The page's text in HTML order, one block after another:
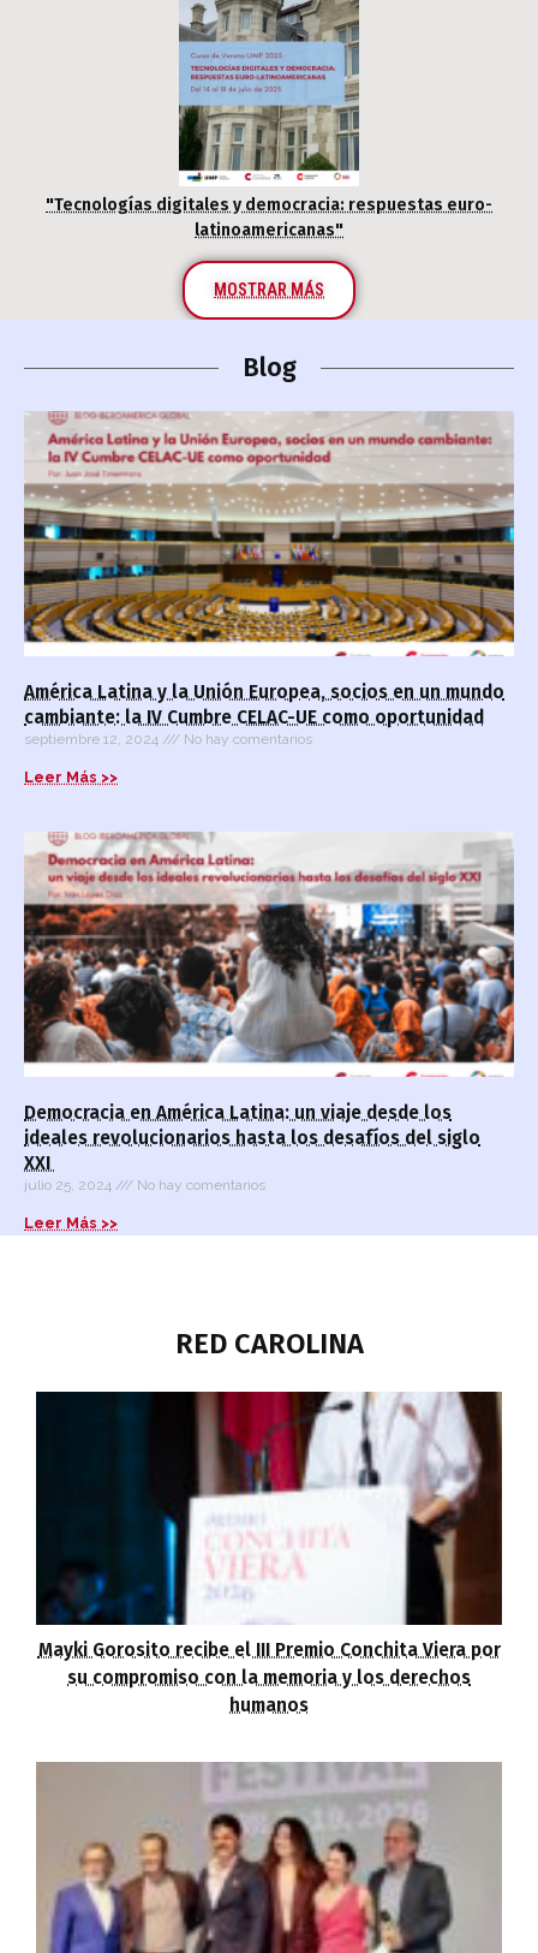
"Tecnologías digitales y democracia: respuestas euro-
latinoamericanas"
MOSTRAR MÁS
Blog
América Latina y la Unión Europea, socios en un mundo
cambiante: la IV Cumbre CELAC-UE como oportunidad
septiembre 12, 2024 No hay comentarios
Leer Más >>
Democracia en América Latina: un viaje desde los
ideales revolucionarios hasta los desafíos del siglo
XXI
julio 25, 2024 No hay comentarios
Leer Más >>
RED CAROLINA
Mayki Gorosito recibe el III Premio Conchita Viera por
su compromiso con la memoria y los derechos
humanos